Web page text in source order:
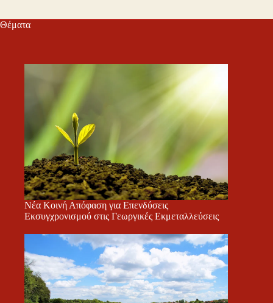
Θέματα
Νέα Κοινή Απόφαση για Επενδύσεις
Εκσυγχρονισμού στις Γεωργικές Εκμεταλλεύσεις